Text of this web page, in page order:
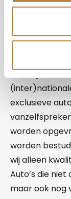
Apeldoorn
verschillende
staat voor u
wensen zijn
Dankzij de
exclusieve
worden
worden
wij alleen
Auto’s die
maar ook nog